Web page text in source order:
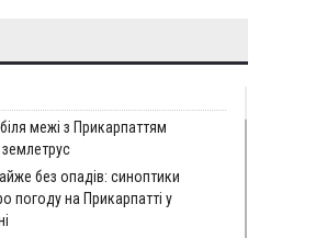
межі з Прикарпаттям
без опадів: синоптики
погоду на Прикарпатті у